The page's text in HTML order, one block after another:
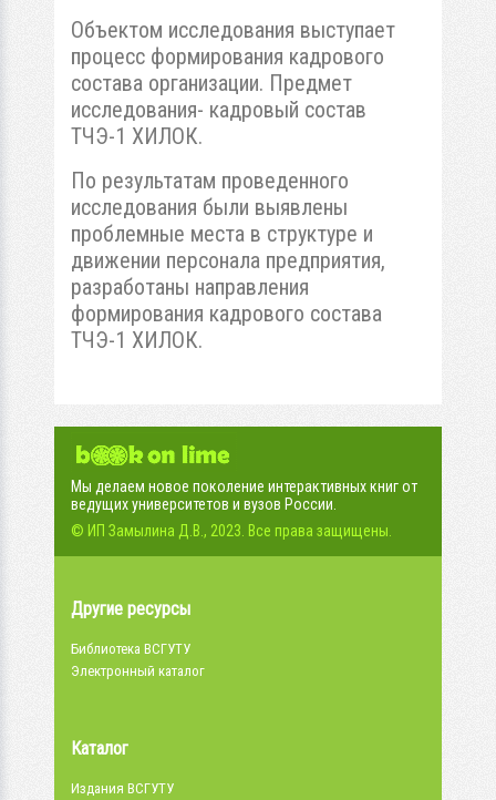
Объектом исследования выступает
процесс формирования кадрового
состава организации. Предмет
исследования- кадровый состав
ТЧЭ-1 ХИЛОК.
По результатам проведенного
исследования были выявлены
проблемные места в структуре и
движении персонала предприятия,
разработаны направления
формирования кадрового состава
ТЧЭ-1 ХИЛОК.
Мы делаем новое поколение интерактивных книг от
ведущих университетов и вузов России.
© ИП Замылина Д.В., 2023. Все права защищены.
Другие ресурсы
Библиотека ВСГУТУ
Электронный каталог
Каталог
Издания ВСГУТУ